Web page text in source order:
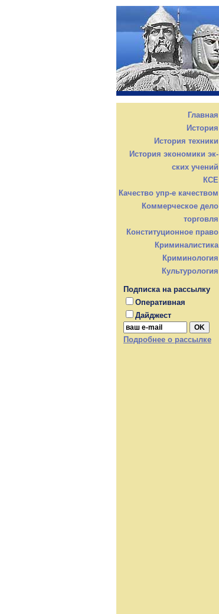
Главная
История
История техники
История экономики эк-
ских учений
КСЕ
Качество упр-е качеством
Коммерческое дело
торговля
Конституционное право
Криминалистика
Криминология
Культурология
Подписка на рассылку
Оперативная
Дайджест
Подробнее о рассылке